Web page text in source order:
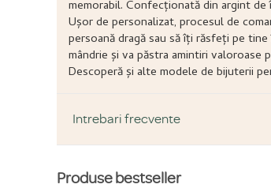
memorabil. Confecționată din argint
Ușor de personalizat, procesul de
persoană dragă sau să îți răsfeți pe
mândrie și va păstra amintiri
Descoperă și alte modele de bijuterii
Intrebari frecvente
DESPRE PRODUS ȘI MATERIALE
Produse bestseller